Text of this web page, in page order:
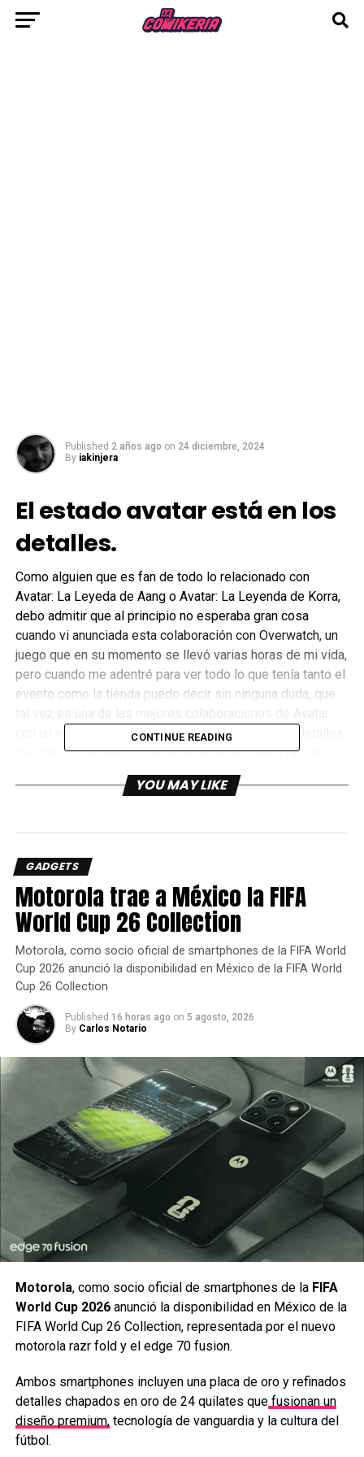
Leyenda de Aang!
Published 2 años ago on 24 diciembre, 2024
By iakinjera
El estado avatar está en los
detalles.
Como alguien que es fan de todo lo relacionado con
Avatar: La Leyeda de Aang o Avatar: La Leyenda de Korra,
debo admitir que al principio no esperaba gran cosa
cuando vi anunciada esta colaboración con Overwatch, un
juego que en su momento se llevó varias horas de mi vida,
pero cuando me adentré para ver todo lo que tenía tanto el
evento como la tienda puedo decir sin ninguna duda, que
con un videojuego. ¿Por qué? Aquí te contamos 7 detalles
que hacen que valga totalmente la pena si eres fan de
La famosa espada doble del principe de la nación del
fuego forma parte de la skin de Genji, junto con su
característica cicatriz y también sellos de la nación del
fuego en sus guantes y para que tenga todo el estilo, una
pose de victoria y emote de fuego control.
2 El cinturón de Zenyatta
Parecerá algo que pasa inadvertido, pero el cinturón que
tiene la skin de Aang de Zenyatta tiene los símbolos de
las 4 naciones, aire, fuego, agua y tierra. Aparte de que
está skin es idéntica a la del protagonista de la primera
CONTINUE READING
YOU MAY LIKE
GADGETS
Motorola trae a México la FIFA
World Cup 26 Collection
Motorola, como socio oficial de smartphones de la FIFA World
Cup 2026 anunció la disponibilidad en México de la FIFA World
Cup 26 Collection
Published 16 horas ago on 5 agosto, 2026
By Carlos Notario
Motorola, como socio oficial de smartphones de laFIFA
World Cup 2026 anunció la disponibilidad en México de la
FIFA World Cup 26 Collection, representada por el nuevo
motorola razr fold y el edge 70 fusion.
Ambos smartphones incluyen una placa de oro y refinados
detalles chapados en oro de 24 quilates quefusionan un
diseño premium,tecnología de vanguardia y la cultura del
fútbol.